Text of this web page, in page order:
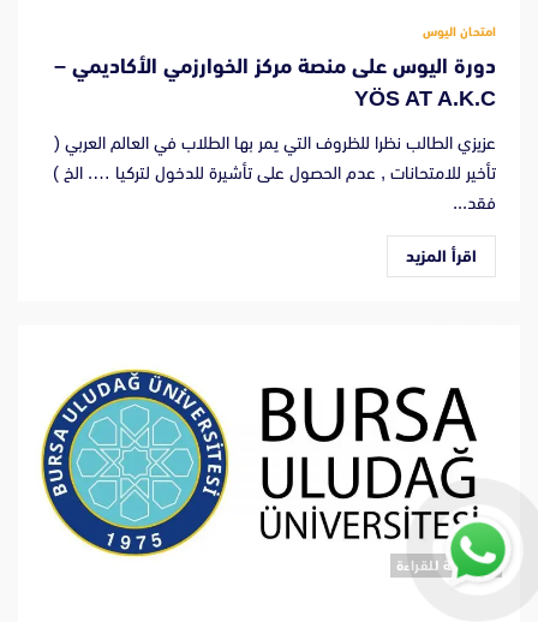
امتحان اليوس
دورة اليوس على منصة مركز الخوارزمي الأكاديمي –
YÖS AT A.K.C
عزيزي الطالب نظرا للظروف التي يمر بها الطلاب في العالم العربي (
تأخير للامتحانات , عدم الحصول على تأشيرة للدخول لتركيا …. الخ )
فقد...
اقرأ المزيد
‫2 دقيقة للقراءة